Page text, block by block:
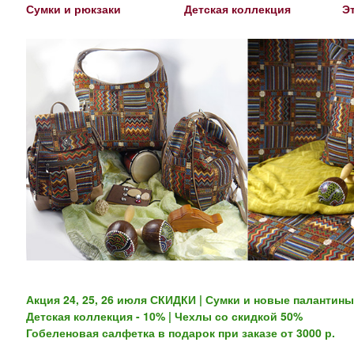
Сумки и рюкзаки Детская коллекция
Акция 24, 25, 26 июля СКИДКИ | Сумки и новые палантины
Детская коллекция - 10% | Чехлы со скидкой 50%
Гобеленовая салфетка в подарок при заказе от 3000 р.